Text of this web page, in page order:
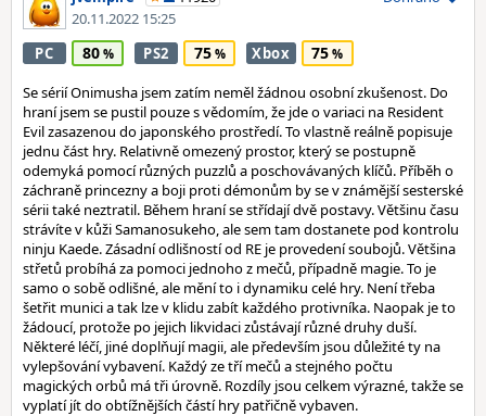
20.11.2022 15:25
PC 80 PS2 75 Xbox 75
Se sérií Onimusha jsem zatím neměl žádnou osobní zkušenost. Do
hraní jsem se pustil pouze s vědomím, že jde o variaci na Resident
Evil zasazenou do japonského prostředí. To vlastně reálně popisuje
jednu část hry. Relativně omezený prostor, který se postupně
odemyká pomocí různých puzzlů a poschovávaných klíčů. Příběh o
záchraně princezny a boji proti démonům by se v známější sesterské
sérii také neztratil. Během hraní se střídají dvě postavy. Většinu času
strávíte v kůži Samanosukeho, ale sem tam dostanete pod kontrolu
ninju Kaede. Zásadní odlišností od RE je provedení soubojů. Většina
střetů probíhá za pomoci jednoho z mečů, případně magie. To je
samo o sobě odlišné, ale mění to i dynamiku celé hry. Není třeba
šetřit munici a tak lze v klidu zabít každého protivníka. Naopak je to
žádoucí, protože po jejich likvidaci zůstávají různé druhy duší.
Některé léčí, jiné doplňují magii, ale především jsou důležité ty na
vylepšování vybavení. Každý ze tří mečů a stejného počtu
magických orbů má tři úrovně. Rozdíly jsou celkem výrazné, takže se
vyplatí jít do obtížnějších částí hry patřičně vybaven.